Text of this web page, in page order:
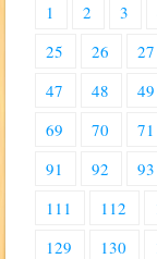
1 2 3
25
26 27
47
48 49
69
70 71
91
92 93
111
112
129
130